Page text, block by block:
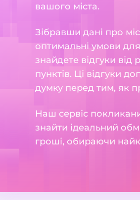
вашого міста.
Зібравши дані про
оптимальні умови
знайдете відгуки від
пунктів. Ці відгуки
думку перед тим, як
Наш сервіс
знайти ідеальний
гроші, обираючи